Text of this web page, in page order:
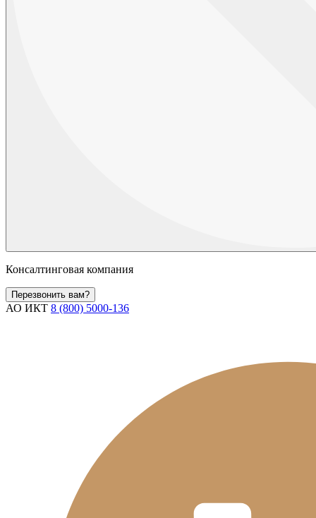
Консалтинговая компания
Перезвонить вам?
АО ИКТ 8 (800) 5000-136